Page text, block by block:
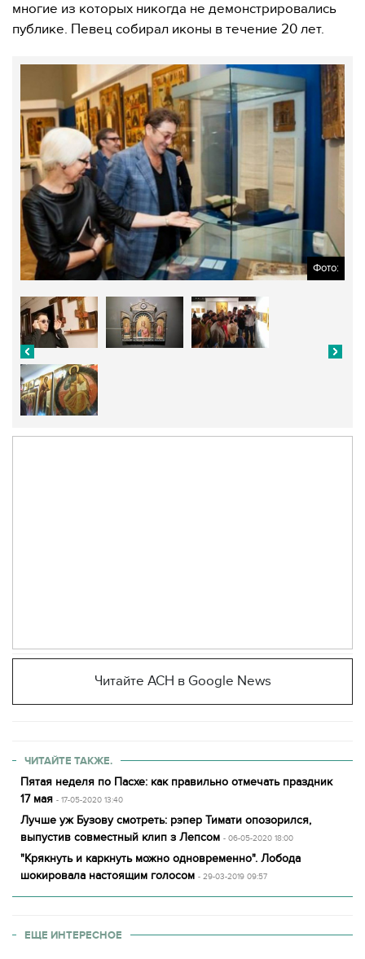
многие из которых никогда не демонстрировались
публике. Певец собирал иконы в течение 20 лет.
Фото:
Читайте АСН в Google News
ЧИТАЙТЕ ТАКЖЕ.
Пятая неделя по Пасхе: как правильно отмечать праздник
17 мая - 17-05-2020 13:40
Лучше уж Бузову смотреть: рэпер Тимати опозорился,
выпустив совместный клип з Лепсом - 06-05-2020 18:00
"Крякнуть и каркнуть можно одновременно". Лобода
шокировала настоящим голосом - 29-03-2019 09:57
ЕЩЕ ИНТЕРЕСНОЕ